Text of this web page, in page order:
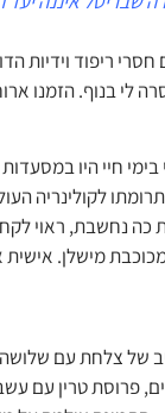
ריפוד וידיות
לי בנוף. הזמנו
חיי היו במסעדות
לקולינריה
נחשבת, ראוי
מישלן.